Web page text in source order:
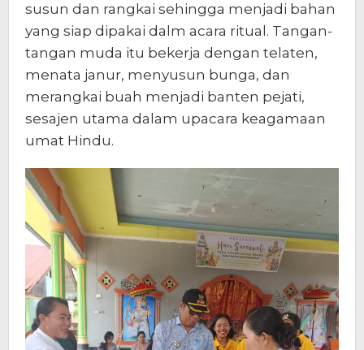
susun dan rangkai sehingga menjadi bahan
yang siap dipakai dalm acara ritual. Tangan-
tangan muda itu bekerja dengan telaten,
menata janur, menyusun bunga, dan
merangkai buah menjadi banten pejati,
sesajen utama dalam upacara keagamaan
umat Hindu.